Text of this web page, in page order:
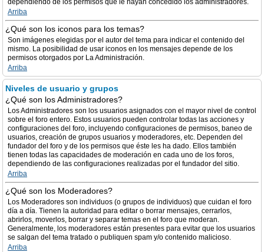
dependiendo de los permisos que le hayan concedido los administradores.
Arriba
¿Qué son los iconos para los temas?
Son imágenes elegidas por el autor del tema para indicar el contenido del
mismo. La posibilidad de usar iconos en los mensajes depende de los
permisos otorgados por La Administración.
Arriba
Niveles de usuario y grupos
¿Qué son los Administradores?
Los Administradores son los usuarios asignados con el mayor nivel de control
sobre el foro entero. Estos usuarios pueden controlar todas las acciones y
configuraciones del foro, incluyendo configuraciones de permisos, baneo de
usuarios, creación de grupos usuarios y moderadores, etc. Dependen del
fundador del foro y de los permisos que éste les ha dado. Ellos también
tienen todas las capacidades de moderación en cada uno de los foros,
dependiendo de las configuraciones realizadas por el fundador del sitio.
Arriba
¿Qué son los Moderadores?
Los Moderadores son individuos (o grupos de individuos) que cuidan el foro
día a día. Tienen la autoridad para editar o borrar mensajes, cerrarlos,
abrirlos, moverlos, borrar y separar temas en el foro que moderan.
Generalmente, los moderadores están presentes para evitar que los usuarios
se salgan del tema tratado o publiquen spam y/o contenido malicioso.
Arriba